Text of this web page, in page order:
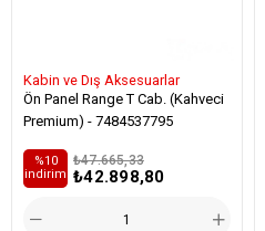
Kabin ve Dış Aksesuarlar
Ön Panel Range T Cab. (Kahveci
Premium) - 7484537795
₺42.898,80
₺47.665,33
%10
i̇ndirim